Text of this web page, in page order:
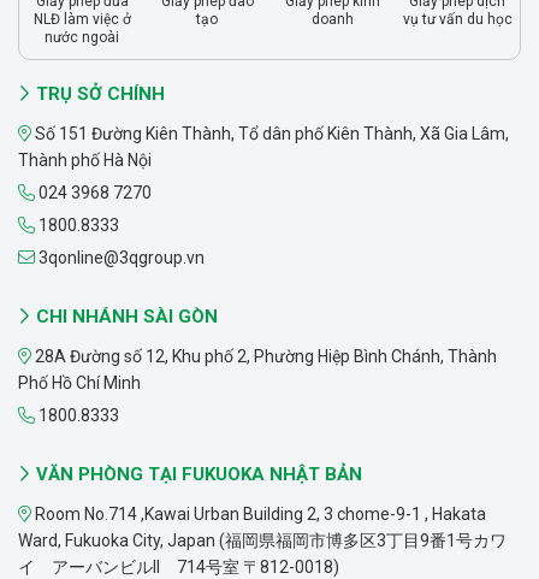
NLĐ làm việc ở
nước ngoài
tạo
doanh
vụ tư vấn du học
TRỤ SỞ CHÍNH
Số 151 Đường Kiên Thành, Tổ dân phố Kiên Thành, Xã Gia Lâm,
Thành phố Hà Nội
024 3968 7270
1800.8333
3qonline@3qgroup.vn
CHI NHÁNH SÀI GÒN
28A Đường số 12, Khu phố 2, Phường Hiệp Bình Chánh, Thành
Phố Hồ Chí Minh
1800.8333
VĂN PHÒNG TẠI FUKUOKA NHẬT BẢN
Room No.714 ,Kawai Urban Building 2, 3 chome-9-1 , Hakata
Ward, Fukuoka City, Japan (福岡県福岡市博多区3丁目9番1号カワ
イ アーバンビルII 714号室 〒812-0018)